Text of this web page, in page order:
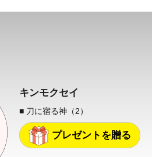
キンモクセイ
■ 刀に宿る神（2）
プレゼントを贈る